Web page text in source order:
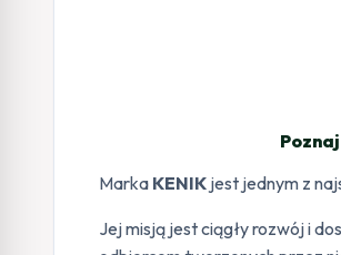
Marka KENIK jest jednym z
Jej misją jest ciągły rozwój i